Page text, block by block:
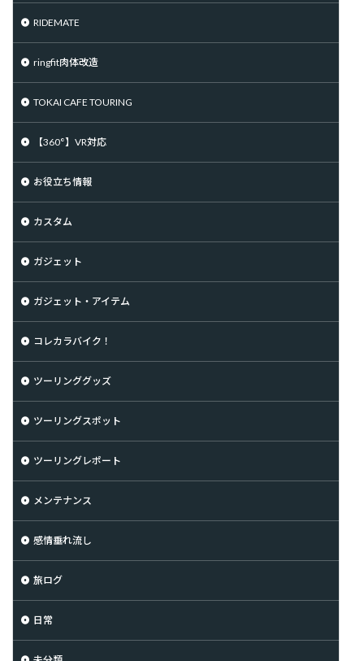
RIDEMATE
ringfit肉体改造
TOKAI CAFE TOURING
【360°】VR対応
お役立ち情報
カスタム
ガジェット
ガジェット・アイテム
コレカラバイク！
ツーリンググッズ
ツーリングスポット
ツーリングレポート
メンテナンス
感情垂れ流し
旅ログ
日常